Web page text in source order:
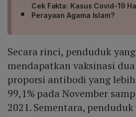
Cek Fakta: Kasus Covid-19
Perayaan Agama Islam?
Secara rinci, penduduk
mendapatkan vaksinasi
proporsi antibodi yang
99,1% pada November
2021. Sementara,